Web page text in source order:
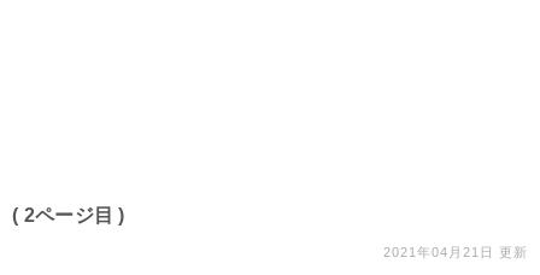
( 2ページ目 )
2021年04月21日 更新